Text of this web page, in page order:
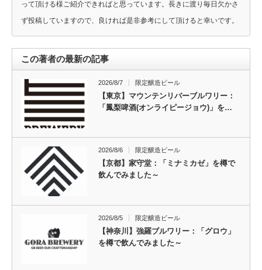
って頂ける様ご紹介できればと思っています。長きに渡り毎日欠かさ
ず投稿していますので、良ければ是非参考にして頂けると幸いです。
この著者の最新の記事
2026/8/7 限定醸造ビール
【東京】マウンテンリバーブルワリー：
「鳳梨啤酒(オンライピージョウ)」を…
2026/8/6 限定醸造ビール
【京都】家守堂：「ミナミカゼ」を樽で
飲んでみました～
2026/8/5 限定醸造ビール
【神奈川】強羅ブルワリー：「グロウ」
を樽で飲んでみました～